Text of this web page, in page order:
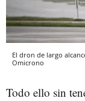
El dron de largo
Omicrono
Todo ello sin